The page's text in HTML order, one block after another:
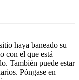
haya baneado su
con el que está
También puede estar
Póngase en